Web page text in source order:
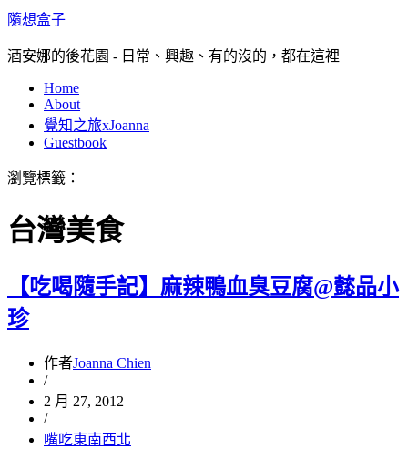
隨想盒子
酒安娜的後花園 - 日常、興趣、有的沒的，都在這裡
Home
About
覺知之旅xJoanna
Guestbook
瀏覽標籤：
台灣美食
【吃喝隨手記】麻辣鴨血臭豆腐@懿品小
珍
作者Joanna Chien
/
2 月 27, 2012
/
嘴吃東南西北